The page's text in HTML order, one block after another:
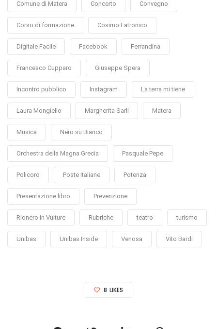
Comune di Matera Concerto Convegno
Corso di formazione Cosimo Latronico
Digitale Facile Facebook Ferrandina
Francesco Cupparo Giuseppe Spera
Incontro pubblico Instagram La terra mi tiene
Laura Mongiello Margherita Sarli Matera
Musica Nero su Bianco
Orchestra della Magna Grecia Pasquale Pepe
Policoro Poste Italiane Potenza
Presentazione libro Prevenzione
Rionero in Vulture Rubriche teatro turismo
Unibas Unibas Inside Venosa Vito Bardi
8 LIKES